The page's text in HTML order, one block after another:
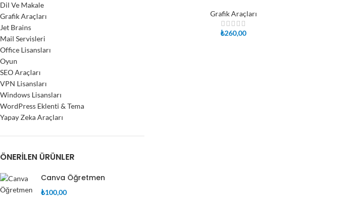
Dil Ve Makale
Grafik Araçları
Jet Brains
Mail Servisleri
Office Lisansları
Oyun
SEO Araçları
VPN Lisansları
Windows Lisansları
WordPress Eklenti & Tema
Yapay Zeka Araçları
ÖNERILEN ÜRÜNLER
Canva Öğretmen
₺100,00
Grafik Araçları
₺260,00